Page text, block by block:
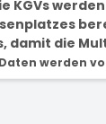
KGVs
damit die
werden